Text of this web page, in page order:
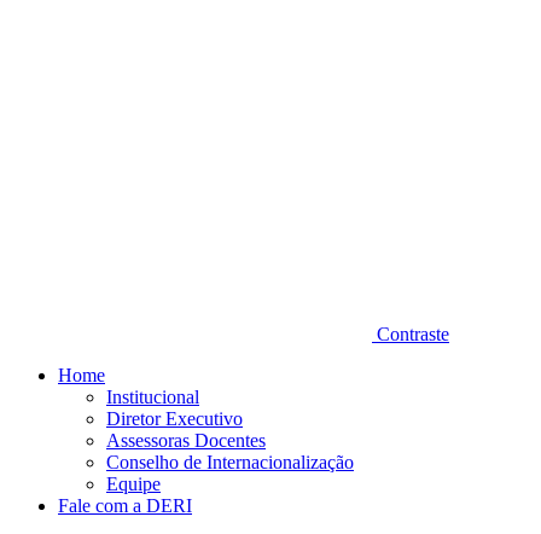
Contraste
Home
Institucional
Diretor Executivo
Assessoras Docentes
Conselho de Internacionalização
Equipe
Fale com a DERI